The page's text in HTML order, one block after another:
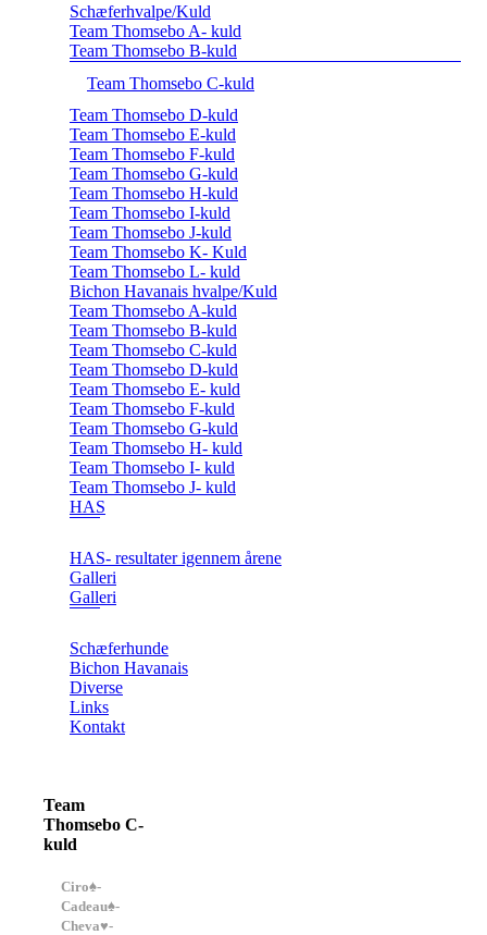
Schæferhvalpe/Kuld
Team Thomsebo A- kuld
Team Thomsebo B-kuld
Team Thomsebo C-kuld
Team Thomsebo D-kuld
Team Thomsebo E-kuld
Team Thomsebo F-kuld
Team Thomsebo G-kuld
Team Thomsebo H-kuld
Team Thomsebo I-kuld
Team Thomsebo J-kuld
Team Thomsebo K- Kuld
Team Thomsebo L- kuld
Bichon Havanais hvalpe/Kuld
Team Thomsebo A-kuld
Team Thomsebo B-kuld
Team Thomsebo C-kuld
Team Thomsebo D-kuld
Team Thomsebo E- kuld
Team Thomsebo F-kuld
Team Thomsebo G-kuld
Team Thomsebo H- kuld
Team Thomsebo I- kuld
Team Thomsebo J- kuld
HAS
HAS- resultater igennem årene
Galleri
Galleri
Schæferhunde
Bichon Havanais
Diverse
Links
Kontakt
Team
Thomsebo C-
kuld
Ciro♠-
Cadeau♠-
Cheva♥-